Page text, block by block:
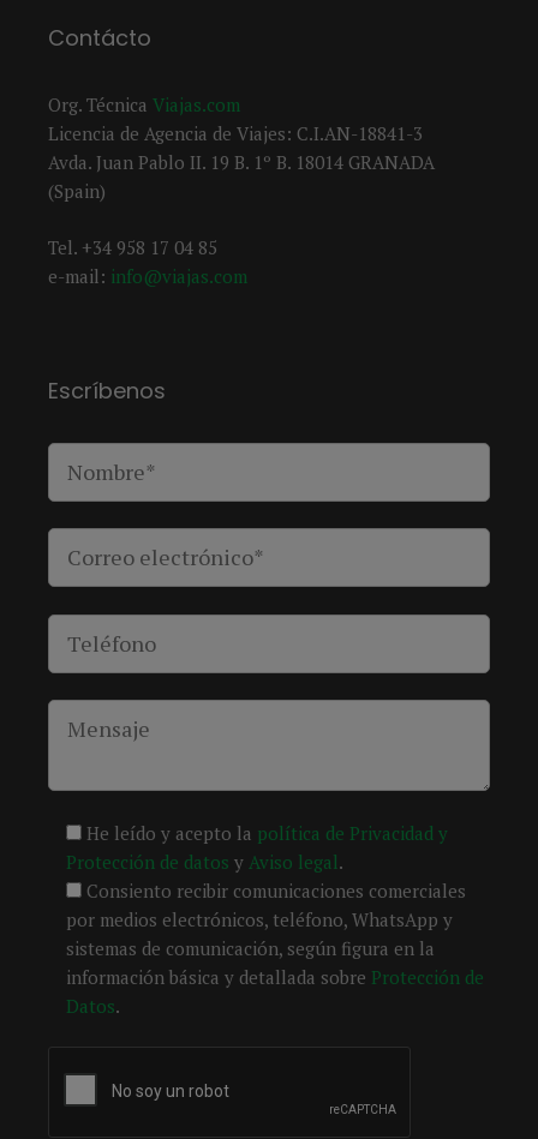
Contácto
Org. Técnica Viajas.com
Licencia de Agencia de Viajes: C.I.AN-18841-3
Avda. Juan Pablo II. 19 B. 1º B. 18014 GRANADA
(Spain)
Tel. +34 958 17 04 85
e-mail: info@viajas.com
Escríbenos
He leído y acepto la política de Privacidad y
Protección de datos y Aviso legal.
Consiento recibir comunicaciones comerciales
por medios electrónicos, teléfono, WhatsApp y
sistemas de comunicación, según figura en la
información básica y detallada sobre Protección de
Datos.